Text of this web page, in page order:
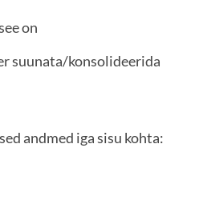
on
suunata/konsolideerida
andmed iga sisu kohta: